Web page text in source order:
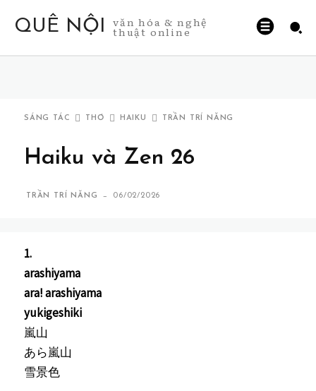
QUÊ NỘI văn hóa & nghệ
thuật online
SÁNG TÁC THƠ HAIKU TRẦN TRÍ NĂNG
Haiku và Zen 26
TRẦN TRÍ NĂNG - 06/02/2026
1.
arashiyama
ara! arashiyama
yukigeshiki
嵐山
あら嵐山
雪景色